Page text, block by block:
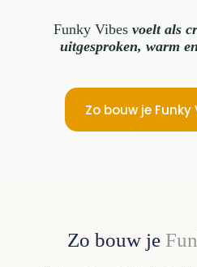
Funky Vibes voelt als
uitgesproken, warm
Zo bouw je Funky
Zo bouw je